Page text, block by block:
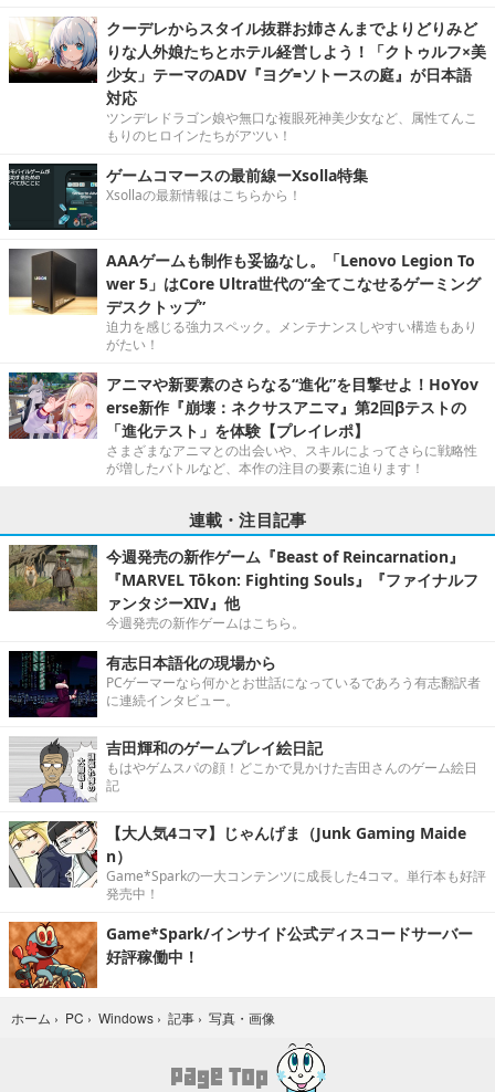
クーデレからスタイル抜群お姉さんまでよりどりみど
りな人外娘たちとホテル経営しよう！「クトゥルフ×美
少女」テーマのADV『ヨグ=ソトースの庭』が日本語
対応
ツンデレドラゴン娘や無口な複眼死神美少女など、属性てんこ
もりのヒロインたちがアツい！
ゲームコマースの最前線ーXsolla特集
Xsollaの最新情報はこちらから！
AAAゲームも制作も妥協なし。「Lenovo Legion To
wer 5」はCore Ultra世代の“全てこなせるゲーミング
デスクトップ”
迫力を感じる強力スペック。メンテナンスしやすい構造もあり
がたい！
アニマや新要素のさらなる“進化”を目撃せよ！HoYov
erse新作『崩壊：ネクサスアニマ』第2回βテストの
「進化テスト」を体験【プレイレポ】
さまざまなアニマとの出会いや、スキルによってさらに戦略性
が増したバトルなど、本作の注目の要素に迫ります！
連載・注目記事
今週発売の新作ゲーム『Beast of Reincarnation』
『MARVEL Tōkon: Fighting Souls』『ファイナルフ
ァンタジーXIV』他
今週発売の新作ゲームはこちら。
有志日本語化の現場から
PCゲーマーなら何かとお世話になっているであろう有志翻訳者
に連続インタビュー。
吉田輝和のゲームプレイ絵日記
もはやゲムスパの顔！どこかで見かけた吉田さんのゲーム絵日
記
【大人気4コマ】じゃんげま（Junk Gaming Maide
n）
Game*Sparkの一大コンテンツに成長した4コマ。単行本も好評
発売中！
Game*Spark/インサイド公式ディスコードサーバー
好評稼働中！
ホーム › PC › Windows › 記事 › 写真・画像